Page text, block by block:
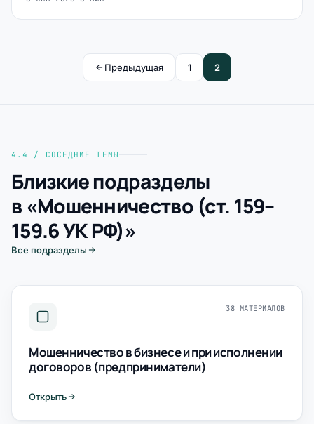
Предыдущая 1 2
4.4 / СОСЕДНИЕ ТЕМЫ
Близкие подразделы
в «Мошенничество (ст. 159–
159.6 УК РФ)»
Все подразделы
38 МАТЕРИАЛОВ
Мошенничество в бизнесе и при исполнении
договоров (предприниматели)
Открыть